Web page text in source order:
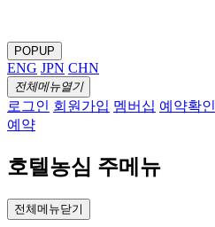
POPUP
ENG JPN CHN
전체메뉴열기
로그인 회원가입 멤버십 예약확인
예약
호텔농심 주메뉴
전체메뉴닫기